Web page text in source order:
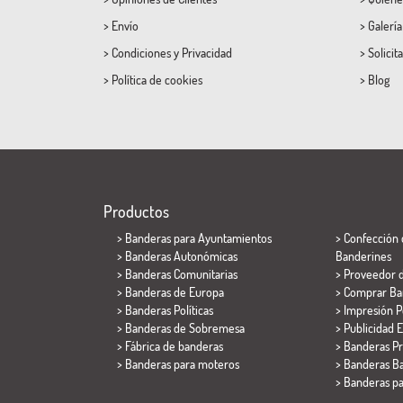
> Envío
> Condicionesy Privacidad
> Política de cookies
>
>
> Blog
Productos
> Banderas para Ayuntamientos
> Banderas Autonómicas
> Banderas Comunitarias
> Banderas de Europa
> Banderas Políticas
> Banderas de Sobremesa
> Fábrica de banderas
> Banderas para moteros
> Confección
Banderines
> Proveedor
> Comprar
> Impresión
> Publicidad
> Banderas
> Banderas
> Banderas